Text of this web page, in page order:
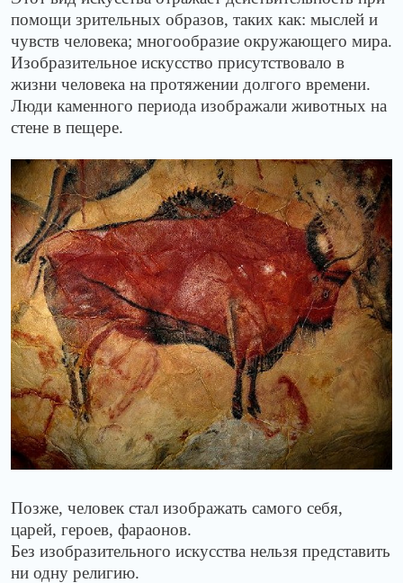
помощи зрительных образов, таких как: мыслей и
чувств человека; многообразие окружающего мира.
Изобразительное искусство присутствовало в
жизни человека на протяжении долгого времени.
Люди каменного периода изображали животных на
стене в пещере.
Позже, человек стал изображать самого себя,
царей, героев, фараонов.
Без изобразительного искусства нельзя представить
ни одну религию.